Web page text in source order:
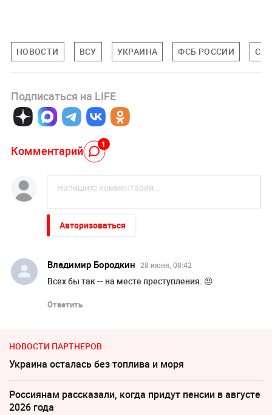
НОВОСТИ ВСУ УКРАИНА ФСБ РОССИИ
Подписаться на LIFE
Комментарий 1
Авторизоваться
Владимир Бородкин 28 июня, 08:42
Всех бы так -- на месте преступления. 😠
Ответить
НОВОСТИ ПАРТНЕРОВ
Украина осталась без топлива и моря
Россиянам рассказали, когда придут пенсии в августе
2026 года